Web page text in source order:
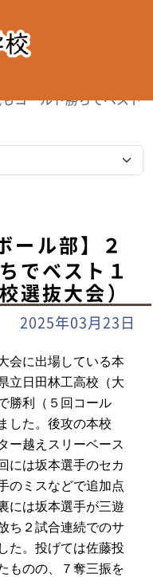
コールド勝ちでベスト
ール部】２
でベスト１
選抜大会）
2025年03月23日
会に出場している本
立日田林工高校（大
勝利（５回コール
した。後攻の本校
ー越えスリーベース
には坂本選手のセカ
のミスなどで追加点
には坂本選手が三遊
ち２試合連続でのサ
た。投げては佐藤投
ものの、７奪三振を